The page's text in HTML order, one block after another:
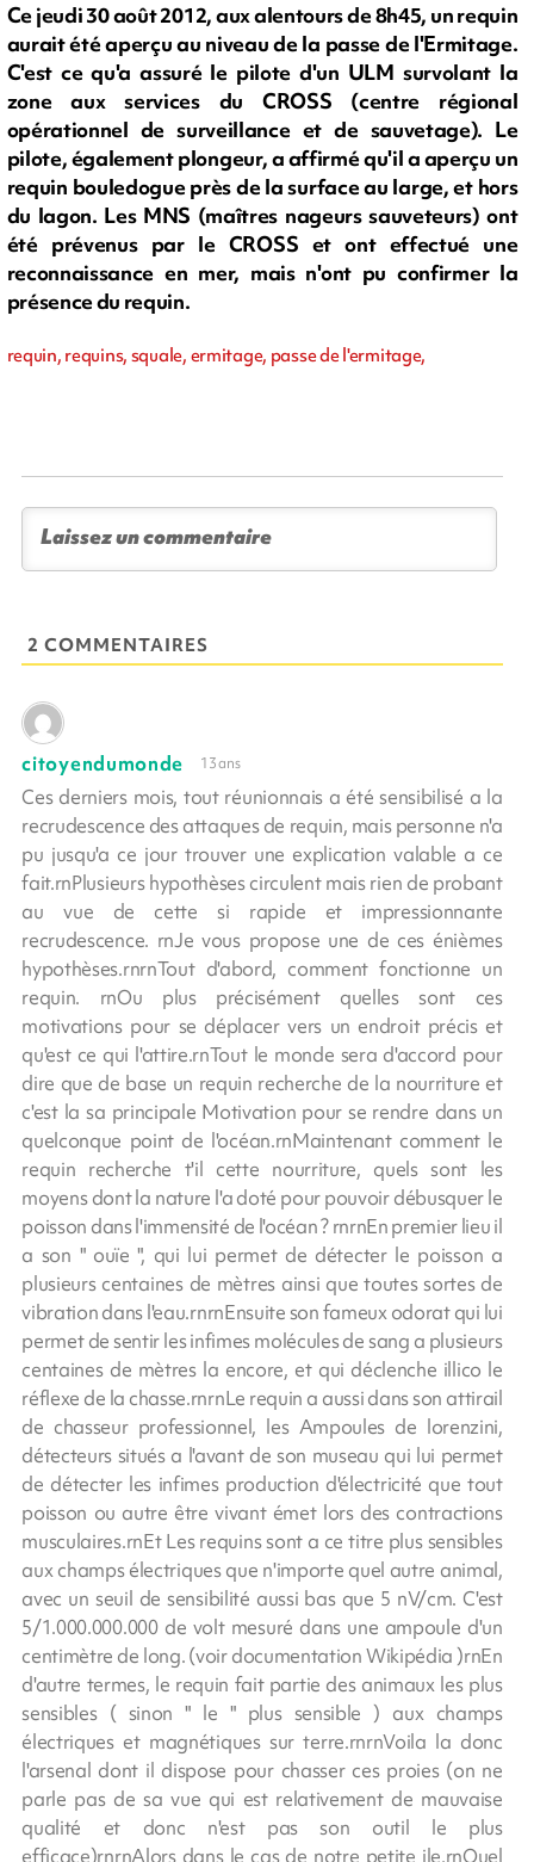
Ce jeudi 30 août 2012, aux alentours de 8h45, un requin
aurait été aperçu au niveau de la passe de l'Ermitage.
C'est ce qu'a assuré le pilote d'un ULM survolant la
zone aux services du CROSS (centre régional
opérationnel de surveillance et de sauvetage). Le
pilote, également plongeur, a affirmé qu'il a aperçu un
requin bouledogue près de la surface au large, et hors
du lagon. Les MNS (maîtres nageurs sauveteurs) ont
été prévenus par le CROSS et ont effectué une
reconnaissance en mer, mais n'ont pu confirmer la
présence du requin.
requin, requins, squale, ermitage, passe de l'ermitage,
2 COMMENTAIRES
citoyendumonde 13 ans
Ces derniers mois, tout réunionnais a été sensibilisé a la
recrudescence des attaques de requin, mais personne n'a
pu jusqu'a ce jour trouver une explication valable a ce
fait.rnPlusieurs hypothèses circulent mais rien de probant
au vue de cette si rapide et impressionnante
recrudescence. rnJe vous propose une de ces énièmes
hypothèses.rnrnTout d'abord, comment fonctionne un
requin. rnOu plus précisément quelles sont ces
motivations pour se déplacer vers un endroit précis et
qu'est ce qui l'attire.rnTout le monde sera d'accord pour
dire que de base un requin recherche de la nourriture et
c'est la sa principale Motivation pour se rendre dans un
quelconque point de l'océan.rnMaintenant comment le
requin recherche t'il cette nourriture, quels sont les
moyens dont la nature l'a doté pour pouvoir débusquer le
poisson dans l'immensité de l'océan ? rnrnEn premier lieu il
a son " ouïe ", qui lui permet de détecter le poisson a
plusieurs centaines de mètres ainsi que toutes sortes de
vibration dans l'eau.rnrnEnsuite son fameux odorat qui lui
permet de sentir les infimes molécules de sang a plusieurs
centaines de mètres la encore, et qui déclenche illico le
réflexe de la chasse.rnrnLe requin a aussi dans son attirail
de chasseur professionnel, les Ampoules de lorenzini,
détecteurs situés a l'avant de son museau qui lui permet
de détecter les infimes production d'électricité que tout
poisson ou autre être vivant émet lors des contractions
musculaires.rnEt Les requins sont a ce titre plus sensibles
aux champs électriques que n'importe quel autre animal,
avec un seuil de sensibilité aussi bas que 5 nV/cm. C'est
5/1.000.000.000 de volt mesuré dans une ampoule d'un
centimètre de long. (voir documentation Wikipédia )rnEn
d'autre termes, le requin fait partie des animaux les plus
sensibles ( sinon " le " plus sensible ) aux champs
électriques et magnétiques sur terre.rnrnVoila la donc
l'arsenal dont il dispose pour chasser ces proies (on ne
parle pas de sa vue qui est relativement de mauvaise
qualité et donc n'est pas son outil le plus
efficace)rnrnAlors dans le cas de notre petite ile,rnQuel